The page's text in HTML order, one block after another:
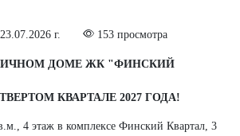
г. 153 просмотра
ДОМЕ ЖК "ФИНСКИЙ
КВАРТАЛЕ 2027 ГОДА!
4 этаж в комплексе Финский Квартал, 3